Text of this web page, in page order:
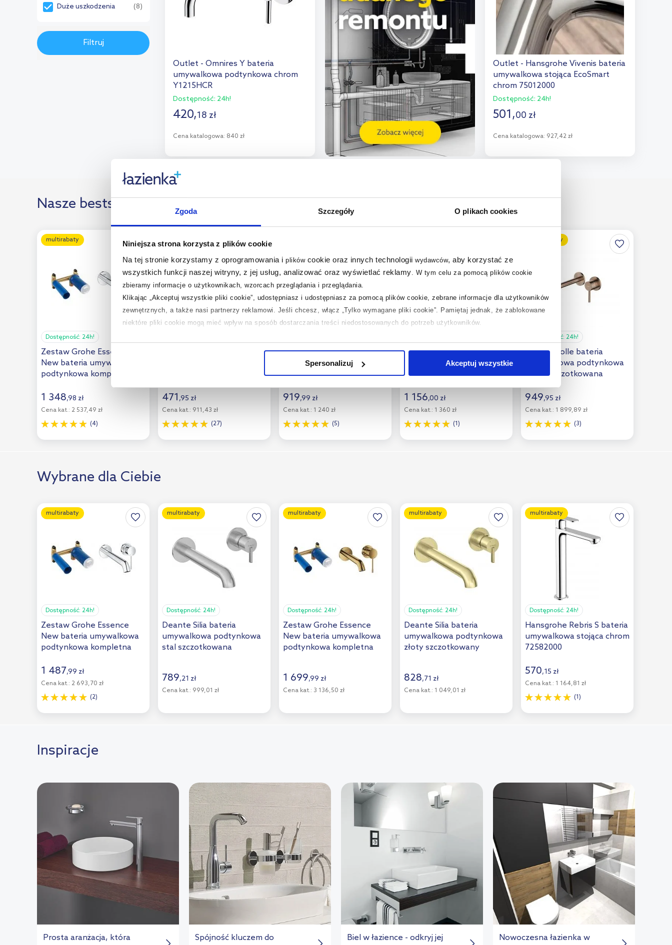
Zgoda Szczegóły O plikach cookies
Niniejsza strona korzysta z plików cookie
Na tej stronie korzystamy z oprogramowania i plikówcookie oraz innych technologii wydawców, aby korzystać ze
wszystkich funkcji naszej witryny, z jej usług, analizować oraz wyświetlać reklamy
W tym celu za pomocą plików cookie
zbieramy informacje o użytkownikach, wzorcach przeglądania i przeglądania.
Klikając „Akceptuj wszystkie pliki cookie”, udostępniasz i udostępniasz za pomocą plików cookie, zebrane informacje dla użytkowników
zewnętrznych, a także nasi partnerzy reklamowi. Jeśli chcesz, włącz „Tylko wymagane pliki cookie”. Pamiętaj jednak, że zablokowane
niektóre pliki cookie mogą mieć wpływ na sposób dostarczania treści niedostosowanych do potrzeb użytkowników.
na temat plików cookie i tego, dlaczego ich przepisy, przejdź do zakładek „Informacje o plikach cookie”.
Spersonalizuj Akceptuj wszystkie
Duże uszkodzenia (8)
Filtruj
Outlet - Omnires Y bateria
umywalkowa podtynkowa chrom
Y1215HCR
Dostępność: 24h!
420,18 zł
Cena katalogowa: 840 zł
Do koszyka
Outlet - Hansgrohe Vivenis bateria
umywalkowa stojąca EcoSmart
chrom 75012000
Dostępność: 24h!
501,00 zł
Cena katalogowa: 927,42 zł
Do koszyka
Nasze bestsellery
multirabaty
Dostępność: 24h!
Zestaw Grohe Essence
New bateria umywalkowa
podtynkowa kompletna
23571000)
1 348,98 zł
Cena kat.: 2 537,49 zł
(4)
multirabaty
471 ,95 zł
Cena kat.: 911,43 zł
(27)
Omnires Y bateria
umywalkowa podtynkowa
grafit szczotkowany
Y1215HGR
919,99 zł
Cena kat.: 1 240 zł
(5)
Omnires Y bateria
umywalkowa podtynkowa
nikiel Y1215HLNI
1 156,00 zł
Cena kat.: 1 360 zł
(1)
multirabaty
Dostępność: 24h!
Oltens Molle bateria
umywalkowa podtynkowa
miedź szczotkowana
32600610
949,95 zł
Cena kat.: 1 899,89 zł
(3)
Wybrane dla Ciebie
multirabaty
Dostępność: 24h!
Zestaw Grohe Essence
New bateria umywalkowa
podtynkowa kompletna
23571000)
1 487,99 zł
Cena kat.: 2 693,70 zł
(2)
multirabaty
Dostępność: 24h!
Deante Silia bateria
umywalkowa podtynkowa
stal szczotkowana
789,21 zł
Cena kat.: 999,01 zł
multirabaty
Dostępność: 24h!
Zestaw Grohe Essence
New bateria umywalkowa
podtynkowa kompletna
1 699,99 zł
Cena kat.: 3 136,50 zł
multirabaty
Dostępność: 24h!
Deante Silia bateria
umywalkowa podtynkowa
złoty szczotkowany
828,71 zł
Cena kat.: 1 049,01 zł
multirabaty
Dostępność: 24h!
Hansgrohe Rebris S bateria
umywalkowa stojąca chrom
72582000
570,15 zł
Cena kat.: 1 164,81 zł
(1)
Inspiracje
Prosta aranżacja, która
Spójność kluczem do
Biel w łazience - odkryj jej
Nowoczesna łazienka w